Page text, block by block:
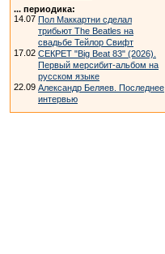
... периодика:
14.07 Пол Маккартни сделал
трибьют The Beatles на
свадьбе Тейлор Свифт
17.02 СЕКРЕТ "Big Beat 83" (2026).
Первый мерсибит-альбом на
русском языке
22.09 Александр Беляев. Последнее
интервью